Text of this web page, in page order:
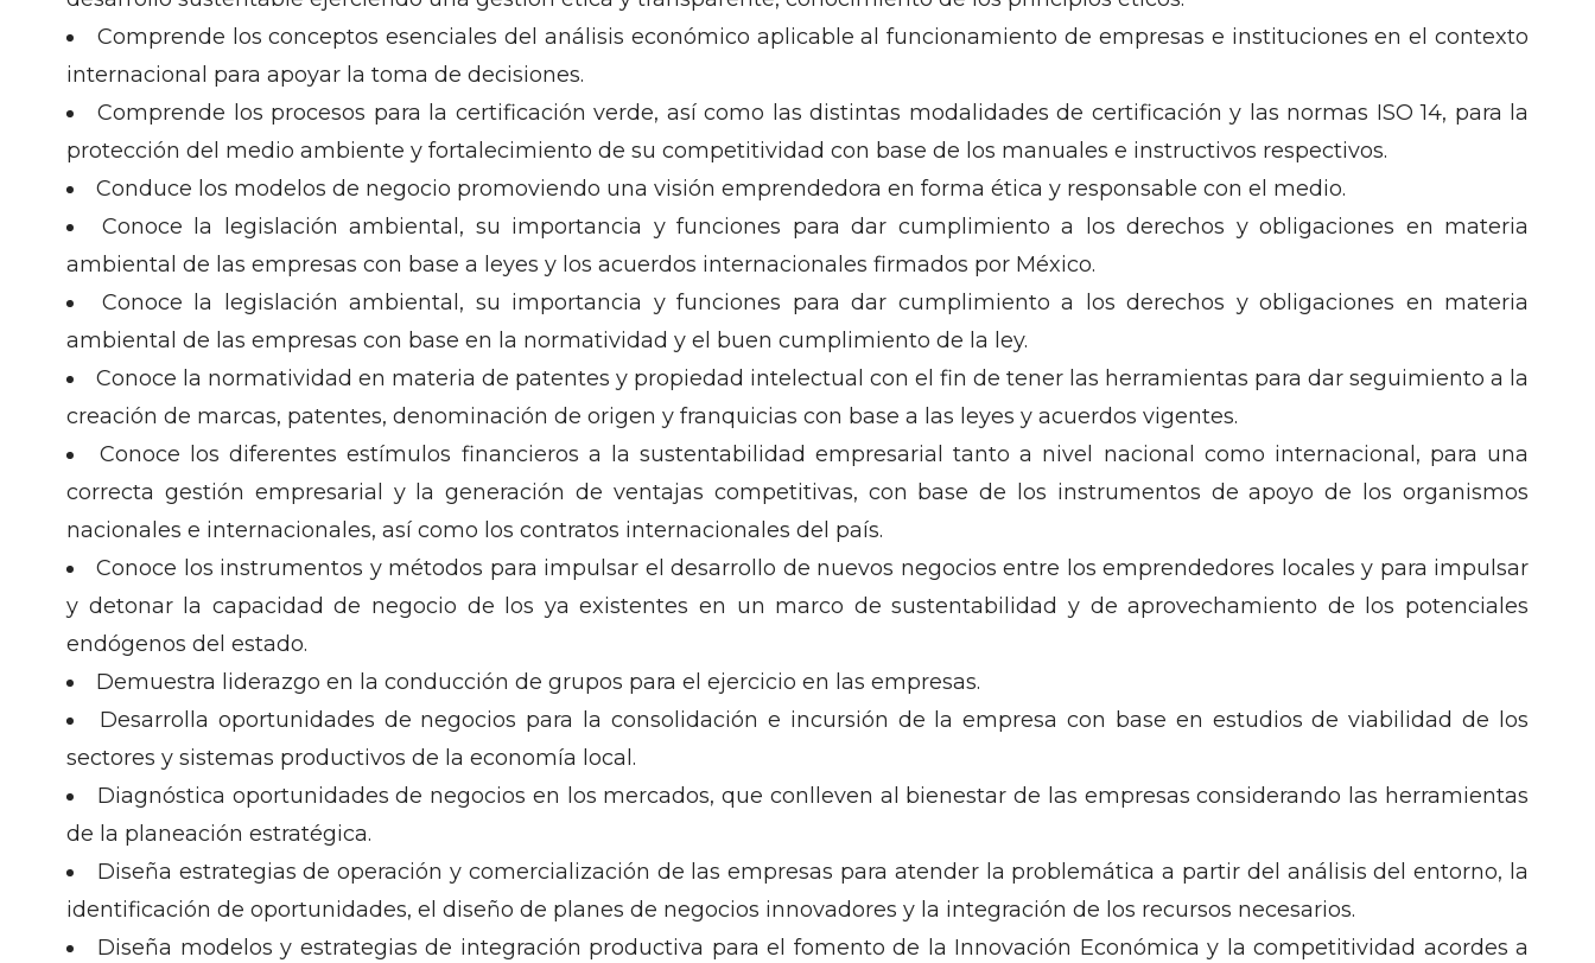
Comprende los conceptos esenciales del análisis económico aplicable al funcionamiento de empresas e instituciones en el contexto
internacional para apoyar la toma de decisiones.
Comprende los procesos para la certificación verde, así como las distintas modalidades de certificación y las normas ISO 14, para la
protección del medio ambiente y fortalecimiento de su competitividad con base de los manuales e instructivos respectivos.
Conduce los modelos de negocio promoviendo una visión emprendedora en forma ética y responsable con el medio.
Conoce la legislación ambiental, su importancia y funciones para dar cumplimiento a los derechos y obligaciones en materia
ambiental de las empresas con base a leyes y los acuerdos internacionales firmados por México.
Conoce la legislación ambiental, su importancia y funciones para dar cumplimiento a los derechos y obligaciones en materia
ambiental de las empresas con base en la normatividad y el buen cumplimiento de la ley.
Conoce la normatividad en materia de patentes y propiedad intelectual con el fin de tener las herramientas para dar seguimiento a la
creación de marcas, patentes, denominación de origen y franquicias con base a las leyes y acuerdos vigentes.
Conoce los diferentes estímulos financieros a la sustentabilidad empresarial tanto a nivel nacional como internacional, para una
correcta gestión empresarial y la generación de ventajas competitivas, con base de los instrumentos de apoyo de los organismos
nacionales e internacionales, así como los contratos internacionales del país.
Conoce los instrumentos y métodos para impulsar el desarrollo de nuevos negocios entre los emprendedores locales y para impulsar
y detonar la capacidad de negocio de los ya existentes en un marco de sustentabilidad y de aprovechamiento de los potenciales
endógenos del estado.
Demuestra liderazgo en la conducción de grupos para el ejercicio en las empresas.
Desarrolla oportunidades de negocios para la consolidación e incursión de la empresa con base en estudios de viabilidad de los
sectores y sistemas productivos de la economía local.
Diagnóstica oportunidades de negocios en los mercados, que conlleven al bienestar de las empresas considerando las herramientas
de la planeación estratégica.
Diseña estrategias de operación y comercialización de las empresas para atender la problemática a partir del análisis del entorno, la
identificación de oportunidades, el diseño de planes de negocios innovadores y la integración de los recursos necesarios.
Diseña modelos y estrategias de integración productiva para el fomento de la Innovación Económica y la competitividad acordes a